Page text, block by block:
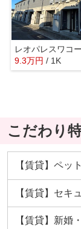
レオパレスワコー
9.3万円 / 1K
こだわり
【賃貸】ペッ
【賃貸】セキ
【賃貸】新婚